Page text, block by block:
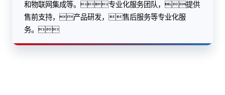
和物联网集成等。专业化服务团队，提供
售前支持，产品研发，售后服务等专业化服
务。